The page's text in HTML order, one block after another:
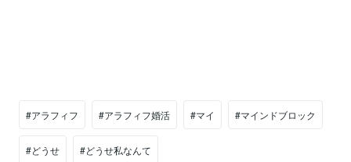
#アラフィフ #アラフィフ婚活 #マイ #マインドブロック
#どうせ #どうせ私なんて